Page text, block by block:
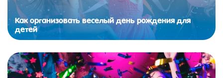
Как организовать веселый день рождения для
детей